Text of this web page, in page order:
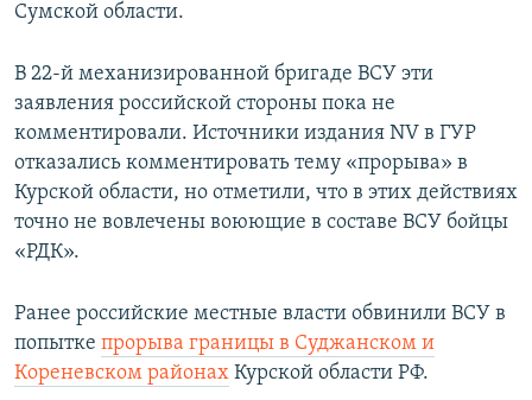
Сумской области.
В 22-й механизированной бригаде ВСУ эти
заявления российской стороны пока не
комментировали. Источники издания NV в ГУР
отказались комментировать тему «прорыва» в
Курской области, но отметили, что в этих действиях
точно не вовлечены воюющие в составе ВСУ бойцы
«РДК».
Ранее российские местные власти обвинили ВСУ в
попытке прорыва границы в Суджанском и
Кореневском районах Курской области РФ.